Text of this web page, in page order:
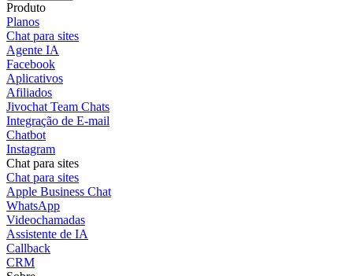
Produto
Planos
Chat para sites
Agente IA
Facebook
Aplicativos
Afiliados
Jivochat Team Chats
Integração de E-mail
Chatbot
Instagram
Chat para sites
Chat para sites
Apple Business Chat
WhatsApp
Videochamadas
Assistente de IA
Callback
CRM